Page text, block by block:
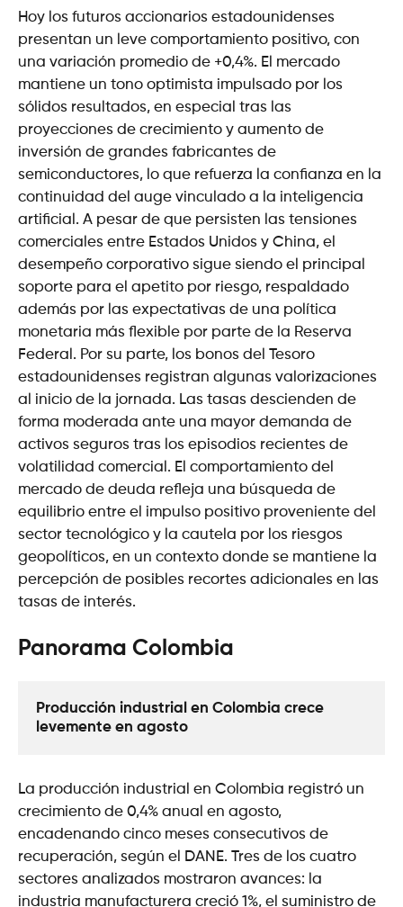
Hoy los futuros accionarios estadounidenses
presentan un leve comportamiento positivo, con
una variación promedio de +0,4%. El mercado
mantiene un tono optimista impulsado por los
sólidos resultados, en especial tras las
proyecciones de crecimiento y aumento de
inversión de grandes fabricantes de
semiconductores, lo que refuerza la confianza en la
continuidad del auge vinculado a la inteligencia
artificial. A pesar de que persisten las tensiones
comerciales entre Estados Unidos y China, el
desempeño corporativo sigue siendo el principal
soporte para el apetito por riesgo, respaldado
además por las expectativas de una política
monetaria más flexible por parte de la Reserva
Federal. Por su parte, los bonos del Tesoro
estadounidenses registran algunas valorizaciones
al inicio de la jornada. Las tasas descienden de
forma moderada ante una mayor demanda de
activos seguros tras los episodios recientes de
volatilidad comercial. El comportamiento del
mercado de deuda refleja una búsqueda de
equilibrio entre el impulso positivo proveniente del
sector tecnológico y la cautela por los riesgos
geopolíticos, en un contexto donde se mantiene la
percepción de posibles recortes adicionales en las
tasas de interés.
Panorama Colombia
Producción industrial en Colombia crece
levemente en agosto
La producción industrial en Colombia registró un
crecimiento de 0,4% anual en agosto,
encadenando cinco meses consecutivos de
recuperación, según el DANE. Tres de los cuatro
sectores analizados mostraron avances: la
industria manufacturera creció 1%, el suministro de